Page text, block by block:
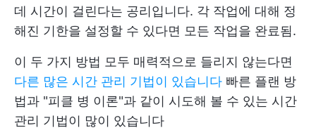
데 시간이 걸린다는 공리입니다. 각 작업에 대해 정
해진 기한을 설정할 수 있다면 모든 작업을 완료됨.
이 두 가지 방법 모두 매력적으로 들리지 않는다면
다른 많은 시간 관리 기법이 있습니다 빠른 플랜 방
법과 "피클 병 이론"과 같이 시도해 볼 수 있는 시간
관리 기법이 많이 있습니다